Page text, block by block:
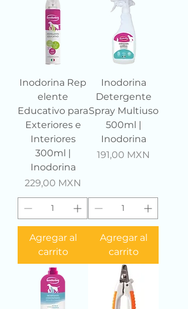
Inodorina Rep
elente
Educativo para
Exteriores e
Interiores
300ml |
Inodorina
Precio
229,00 MXN
Agregar al
carrito
Inodorina
Detergente
Spray Multiuso
500ml |
Inodorina
Precio
191,00 MXN
Agregar al
carrito